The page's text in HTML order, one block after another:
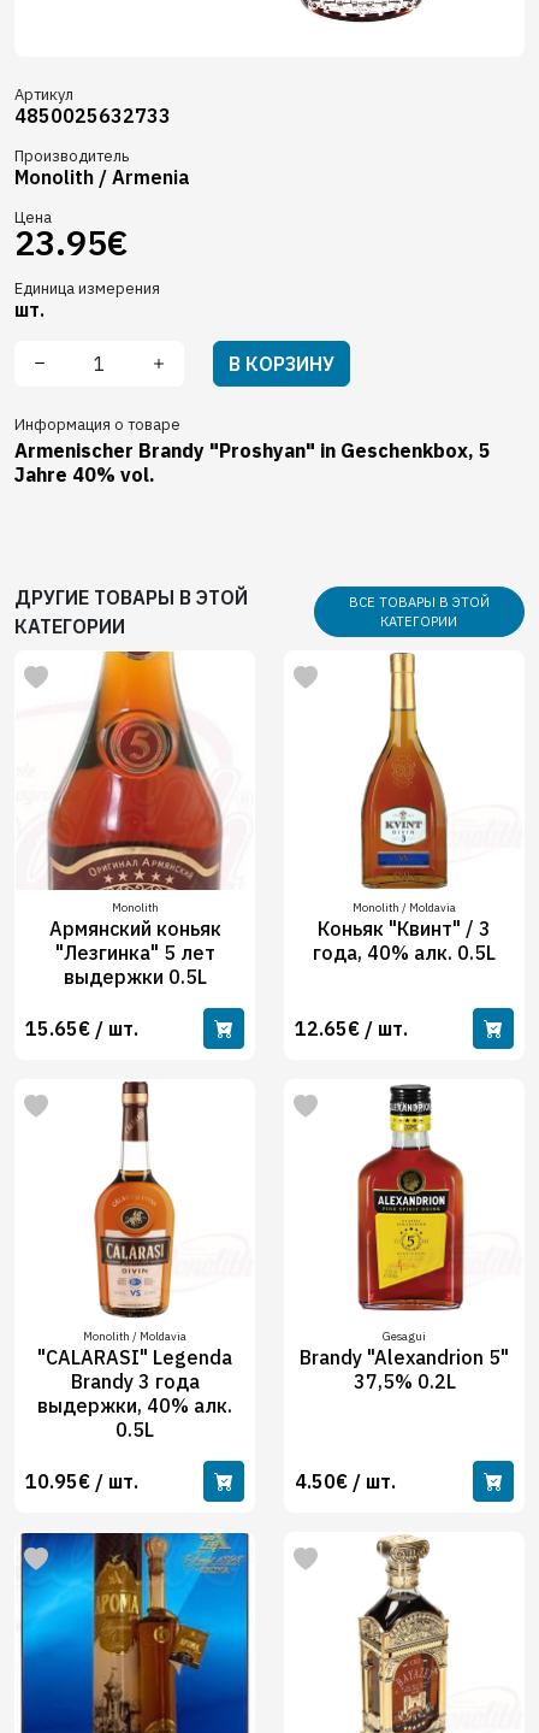
Артикул
4850025632733
Производитель
Monolith / Armenia
Цена
23.95€
Единица измерения
шт.
В КОРЗИНУ
Информация о товаре
Armenischer Brandy "Proshyan" in Geschenkbox, 5
Jahre 40% vol.
ДРУГИЕ ТОВАРЫ В ЭТОЙ
КАТЕГОРИИ
ВСЕ ТОВАРЫ В ЭТОЙ
КАТЕГОРИИ
Monolith
Армянский коньяк
"Лезгинка" 5 лет
выдержки 0.5L
15.65€ / шт.
Monolith / Moldavia
Коньяк "Квинт" / 3
года, 40% алк. 0.5L
12.65€ / шт.
Monolith / Moldavia
"CALARASI" Legenda
Brandy 3 года
выдержки, 40% алк.
0.5L
10.95€ / шт.
Gesagui
Brandy "Alexandrion 5"
37,5% 0.2L
4.50€ / шт.